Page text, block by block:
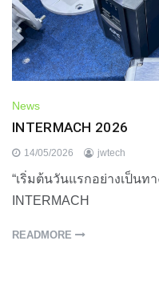
News
INTERMACH 2026
14/05/2026 jwtech
“เริ่มต้นวันแรกอย่างเป็นท
INTERMACH
READMORE